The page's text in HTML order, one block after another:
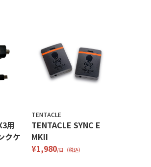
用
クケ
TENTACLE
TENTACLE SYNC E
MKII
¥1,980/日（税込）